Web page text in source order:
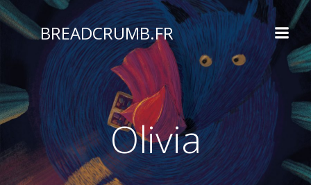
Aller
au
contenu
BREADCRUMB.FR
Olivia